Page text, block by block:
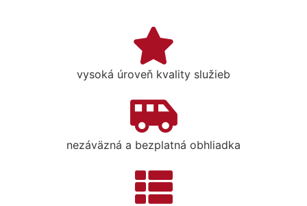
vysoká úroveň kvality služieb
nezáväzná a bezplatná obhliadka